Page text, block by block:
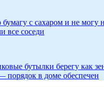
с сахаром и не могу
все соседи
бутылки берегу как
порядок в доме обеспечен